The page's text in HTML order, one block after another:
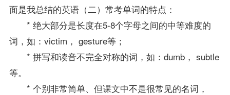
面是我总结的英语（二）常考单词的特点：
* 绝大部分是长度在5-8个字母之间的中等难度的
词，如：victim， gesture等；
* 拼写和读音不完全对称的词，如：dumb， subtle
等。
* 个别非常简单、但课文中不是很常见的名词，